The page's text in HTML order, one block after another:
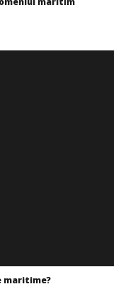
maritime?